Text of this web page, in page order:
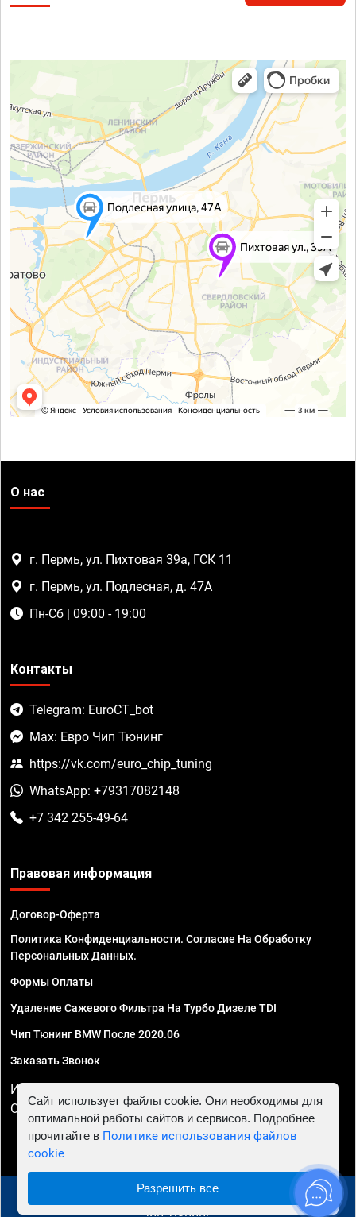
О нас
г. Пермь, ул. Пихтовая 39а, ГСК 11
г. Пермь, ул. Подлесная, д. 47А
Пн-Сб | 09:00 - 19:00
Контакты
Telegram: EuroCT_bot
Max: Евро Чип Тюнинг
https://vk.com/euro_chip_tuning
WhatsApp: +79317082148
+7 342 255-49-64
Правовая информация
Договор-Оферта
Политика Конфиденциальности. Согласие На Обработку
Персональных Данных.
Формы Оплаты
Удаление Сажевого Фильтра На Турбо Дизеле TDI
Чип Тюнинг BMW После 2020.06
Заказать Звонок
ИП Смирнов Георгий Павлович. ИНН 781302555843,
ОГРНИП 324470400032610
© 2010 - 2026 Чип тюнинг в Перми - Автосервис "Евро
Чип Тюнинг"
Сайт использует файлы cookie. Они необходимы для
оптимальной работы сайтов и сервисов. Подробнее
прочитайте в Политике использования файлов
cookie
Разрешить все